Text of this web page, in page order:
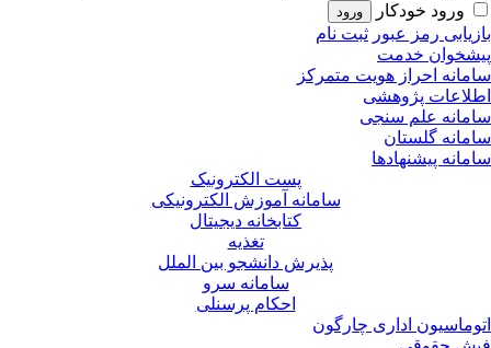
ورود خودکار
رمز عبور ثبت نام
خدمت
احراز هویت متمرکز
پژوهشی
علم سنجی
گلستان
پیشنهادها
پست الکترونیک
سامانه آموزش الکترونیکی
کتابخانه دیجیتال
تغذیه
پذیرش دانشجو بین الملل
سامانه سرو
احکام پرسنلی
اداری چارگون